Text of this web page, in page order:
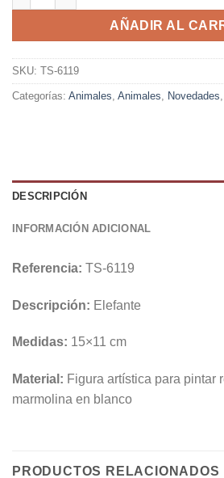
AÑADIR AL
SKU: TS-6119
Categorías: Animales Animales Novedades
DESCRIPCIÓN
INFORMACIÓN ADICIONAL
Referencia: TS-6119
Descripción: Elefante
Medidas: 15×11 cm
Material: Figura artística para pintar
marmolina en blanco
PRODUCTOS RELACIONADOS